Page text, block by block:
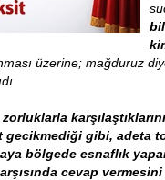
üzerine; mağduruz
gecikmediği gibi, adeta
bölgede esnaflık
cevap